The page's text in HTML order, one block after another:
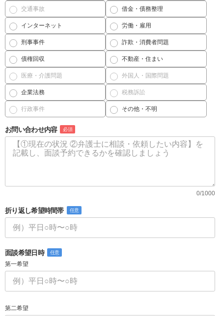
交通事故 借金・債務整理
インターネット 労働・雇用
刑事事件 詐欺・消費者問題
債権回収 不動産・住まい
医療・介護問題 外国人・国際問題
企業法務 税務訴訟
行政事件 その他・不明
お問い合わせ内容 必須
0/1000
折り返し希望時間帯 任意
面談希望日時 任意
第一希望
第二希望